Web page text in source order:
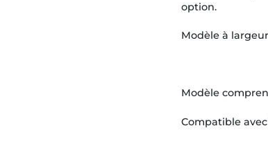
option.
Modèle à
Modèle
Compatible